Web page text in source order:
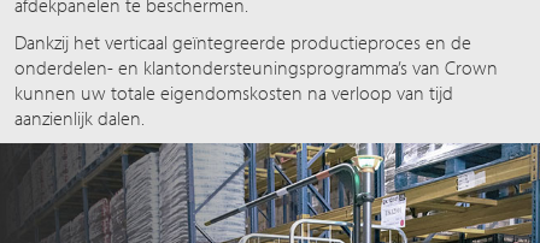
afdekpanelen te beschermen.
Dankzij het verticaal geïntegreerde productieproces en de
onderdelen- en klantondersteuningsprogramma’s van Crown
kunnen uw totale eigendomskosten na verloop van tijd
aanzienlijk dalen.